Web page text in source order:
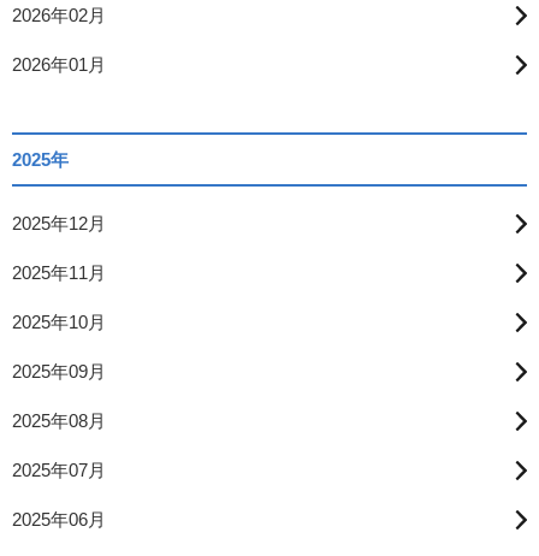
2026年02月
2026年01月
2025年
2025年12月
2025年11月
2025年10月
2025年09月
2025年08月
2025年07月
2025年06月